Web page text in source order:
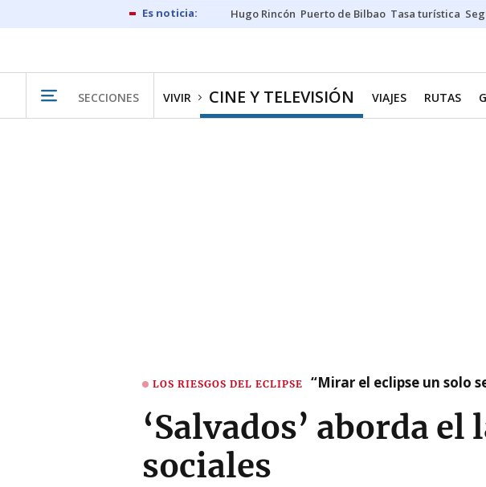
Hugo Rincón Puerto de Bilbao Tasa turística
SECCIONES VIVIR CINE Y TELEVISIÓN VIAJES RUTAS
LOS RIESGOS DEL ECLIPSE “Mirar el eclipse un solo
‘Salvados’ aborda
sociales